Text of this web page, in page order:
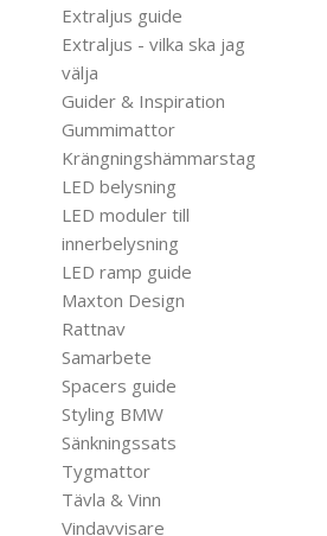
Extraljus guide
Extraljus - vilka ska jag
välja
Guider & Inspiration
Gummimattor
Krängningshämmarstag
LED belysning
LED moduler till
innerbelysning
LED ramp guide
Maxton Design
Rattnav
Samarbete
Spacers guide
Styling BMW
Sänkningssats
Tygmattor
Tävla & Vinn
Vindavvisare